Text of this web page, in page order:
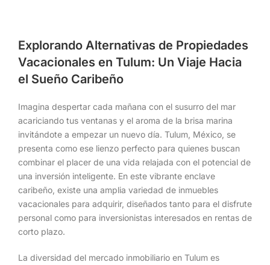
Explorando Alternativas de Propiedades
Vacacionales en Tulum: Un Viaje Hacia
el Sueño Caribeño
Imagina despertar cada mañana con el susurro del mar
acariciando tus ventanas y el aroma de la brisa marina
invitándote a empezar un nuevo día. Tulum, México, se
presenta como ese lienzo perfecto para quienes buscan
combinar el placer de una vida relajada con el potencial de
una inversión inteligente. En este vibrante enclave
caribeño, existe una amplia variedad de inmuebles
vacacionales para adquirir, diseñados tanto para el disfrute
personal como para inversionistas interesados en rentas de
corto plazo.
La diversidad del mercado inmobiliario en Tulum es